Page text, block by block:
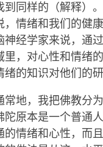
到同样的（解释）
，情绪和我们的健
神经学家来说，通
里，对心性和情绪
绪的知识对他们的
常地，我把佛教分
陀原本是一个普通
的情绪和心性，而